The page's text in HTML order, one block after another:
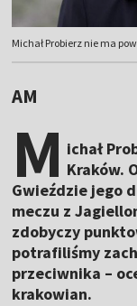
Michał Probierz nie ma
AM
M ichał
Kraków.
Gwieździe jego
meczu z
zdobyczy
potrafiliśmy
przeciwnika –
krakowian.